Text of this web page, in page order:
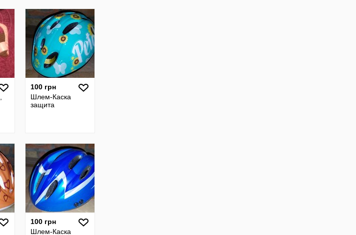
100 грн
Шлем-Каска
защита
100 грн
Шлем-Каска